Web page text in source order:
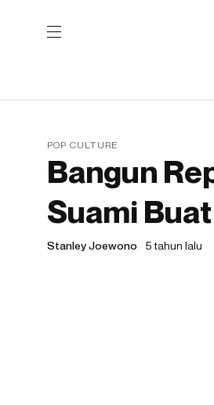
POP CULTURE
Bangun
Suami
Stanley Joewono 5 tahun lalu